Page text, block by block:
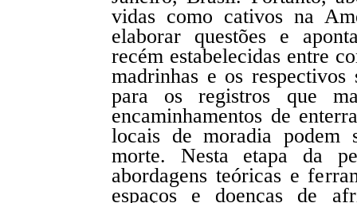
vidas como cativos na
elaborar questões e
recém estabelecidas entre
madrinhas e os respectivos
para os registros que
encaminhamentos de
locais de moradia podem
morte. Nesta etapa da
abordagens teóricas e
espaços e doenças de